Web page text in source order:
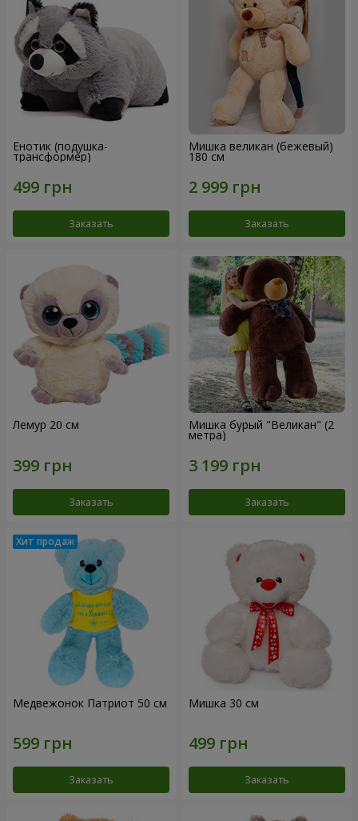
Енотик (подушка-
трансформер)
Заказать
Мишка великан (бежевый)
180 см
Заказать
Лемур 20 см
Заказать
Мишка бурый "Великан" (2
метра)
Заказать
Медвежонок Патриот 50 см
Заказать
Мишка 30 см
Заказать